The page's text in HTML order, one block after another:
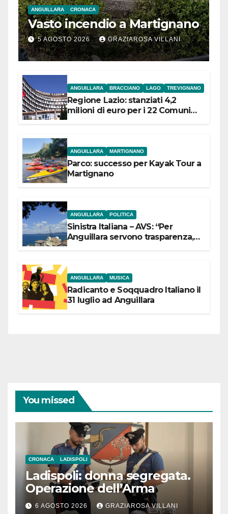
ANGUILLARA CRONACA
Vasto incendio a Martignano
5 AGOSTO 2026 GRAZIAROSA VILLANI
ANGUILLARA BRACCIANO LAGO TREVIGNANO
Regione Lazio: stanziati 4,2
milioni di euro per i 22 Comuni
ANGUILLARA MARTIGNANO
Parco: successo per Kayak Tour a
Martignano
ANGUILLARA POLITICA
Sinistra Italiana – AVS: “Per
Anguillara servono trasparenza,
ANGUILLARA MUSICA
Radicanto e Soqquadro Italiano il
31 luglio ad Anguillara
You missed
CRONACA LADISPOLI
Ladispoli: donna segregata.
Operazione dell’Arma
6 AGOSTO 2026 GRAZIAROSA VILLANI